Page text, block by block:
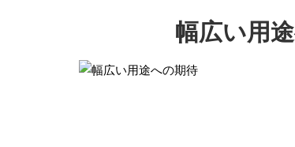
幅広い用